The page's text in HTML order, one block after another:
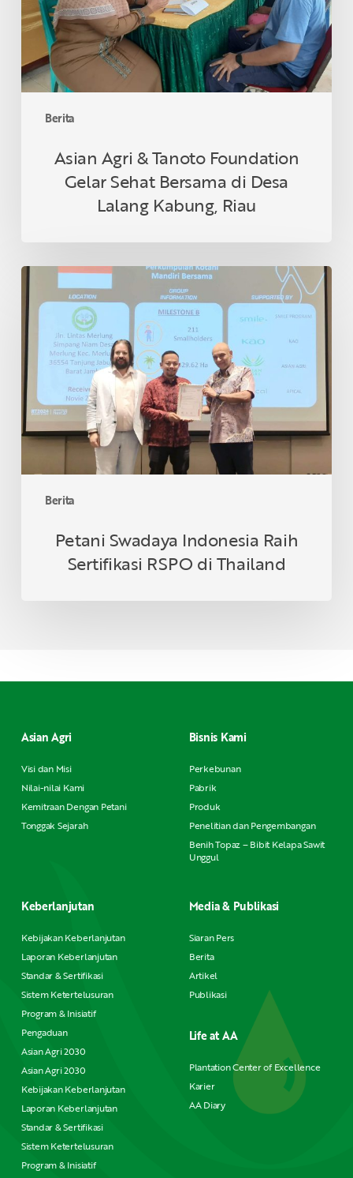
Berita
Sehat
Bersama
Desa
Lalang
Asian Agri & Tanoto Foundation
Gelar Sehat Bersama di Desa
Lalang Kabung, Riau
Berita
Petani
Swadaya
Indonesia
Raih
Sertifikasi
RSPO
di
Thailand
Petani Swadaya Indonesia Raih
Sertifikasi RSPO di Thailand
Asian Agri
Visi dan Misi
Nilai-nilai Kami
Kemitraan Dengan Petani
Tonggak Sejarah
Bisnis Kami
Perkebunan
Pabrik
Produk
Penelitian dan Pengembangan
Benih Topaz – Bibit Kelapa Sawit
Unggul
Keberlanjutan
Kebijakan Keberlanjutan
Laporan Keberlanjutan
Standar & Sertifikasi
Sistem Ketertelusuran
Program & Inisiatif
Pengaduan
Asian Agri 2030
Asian Agri 2030
Kebijakan Keberlanjutan
Laporan Keberlanjutan
Standar & Sertifikasi
Sistem Ketertelusuran
Program & Inisiatif
Media & Publikasi
Siaran Pers
Berita
Artikel
Publikasi
Life at AA
Plantation Center of Excellence
Karier
AA Diary